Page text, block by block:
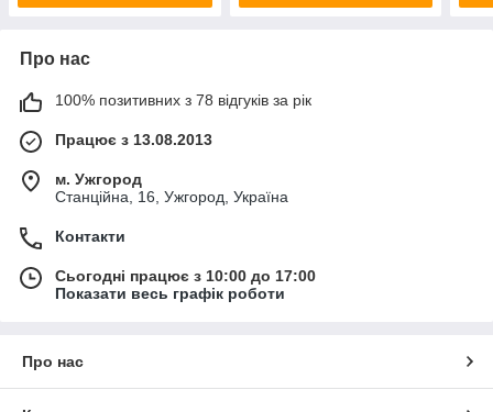
Про нас
100% позитивних з 78 відгуків за рік
Працює з 13.08.2013
м. Ужгород
Станційна, 16, Ужгород, Україна
Контакти
Сьогодні працює з 10:00 до 17:00
Показати весь графік роботи
Про нас